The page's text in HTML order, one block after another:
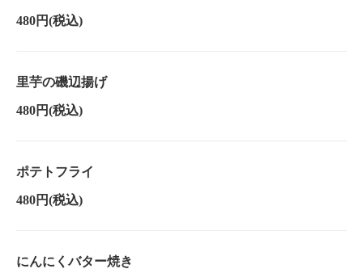
480円(税込)
里芋の磯辺揚げ
480円(税込)
ポテトフライ
480円(税込)
にんにくバター焼き